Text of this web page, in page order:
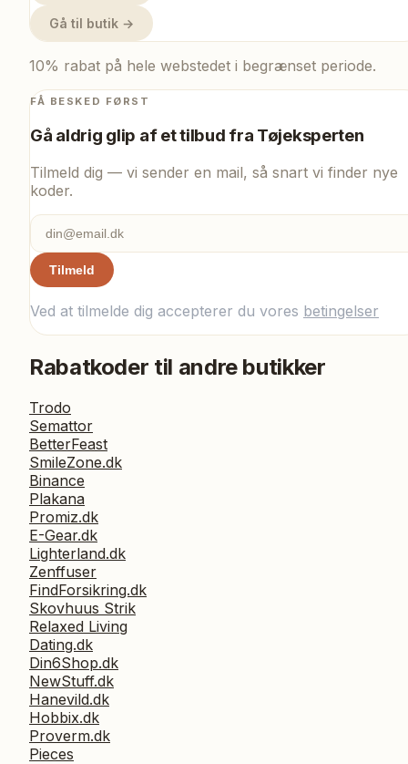
Gå til butik →
10% rabat på hele webstedet i begrænset periode.
FÅ BESKED FØRST
Gå aldrig glip af et tilbud fra Tøjeksperten
Tilmeld dig — vi sender en mail, så snart vi finder nye
koder.
Tilmeld
Ved at tilmelde dig accepterer du vores betingelser
Rabatkoder til andre butikker
Trodo
Semattor
BetterFeast
SmileZone.dk
Binance
Plakana
Promiz.dk
E-Gear.dk
Lighterland.dk
Zenffuser
FindForsikring.dk
Skovhuus Strik
Relaxed Living
Dating.dk
Din6Shop.dk
NewStuff.dk
Hanevild.dk
Hobbix.dk
Proverm.dk
Pieces